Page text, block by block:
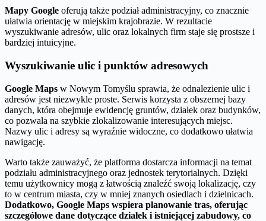
Mapy Google oferują także podział administracyjny, co znacznie
ułatwia orientację w miejskim krajobrazie. W rezultacie
wyszukiwanie adresów, ulic oraz lokalnych firm staje się prostsze i
bardziej intuicyjne.
Wyszukiwanie ulic i punktów adresowych
Google Maps w Nowym Tomyślu sprawia, że odnalezienie ulic i
adresów jest niezwykle proste. Serwis korzysta z obszernej bazy
danych, która obejmuje ewidencję gruntów, działek oraz budynków,
co pozwala na szybkie zlokalizowanie interesujących miejsc.
Nazwy ulic i adresy są wyraźnie widoczne, co dodatkowo ułatwia
nawigację.
Warto także zauważyć, że platforma dostarcza informacji na temat
podziału administracyjnego oraz jednostek terytorialnych. Dzięki
temu użytkownicy mogą z łatwością znaleźć swoją lokalizację, czy
to w centrum miasta, czy w mniej znanych osiedlach i dzielnicach.
Dodatkowo, Google Maps wspiera planowanie tras, oferując
szczegółowe dane dotyczące działek i istniejącej zabudowy, co